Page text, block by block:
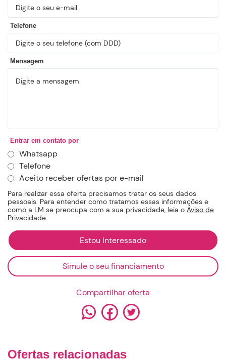
Telefone
Mensagem
Entrar em contato por
Whatsapp
Telefone
Aceito receber ofertas por e-mail
Para realizar essa oferta precisamos tratar os seus dados
pessoais. Para entender como tratamos essas informações e
como a LM se preocupa com a sua privacidade, leia o Aviso de
Privacidade.
Simule o seu financiamento
Compartilhar oferta
Ofertas relacionadas